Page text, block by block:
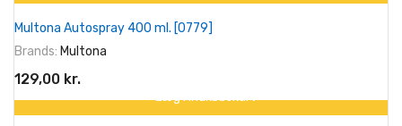
Multona Autospray 400 ml. [0779]
Brands: Multona
129,00 kr.
+ Læg I Indkøbskurv